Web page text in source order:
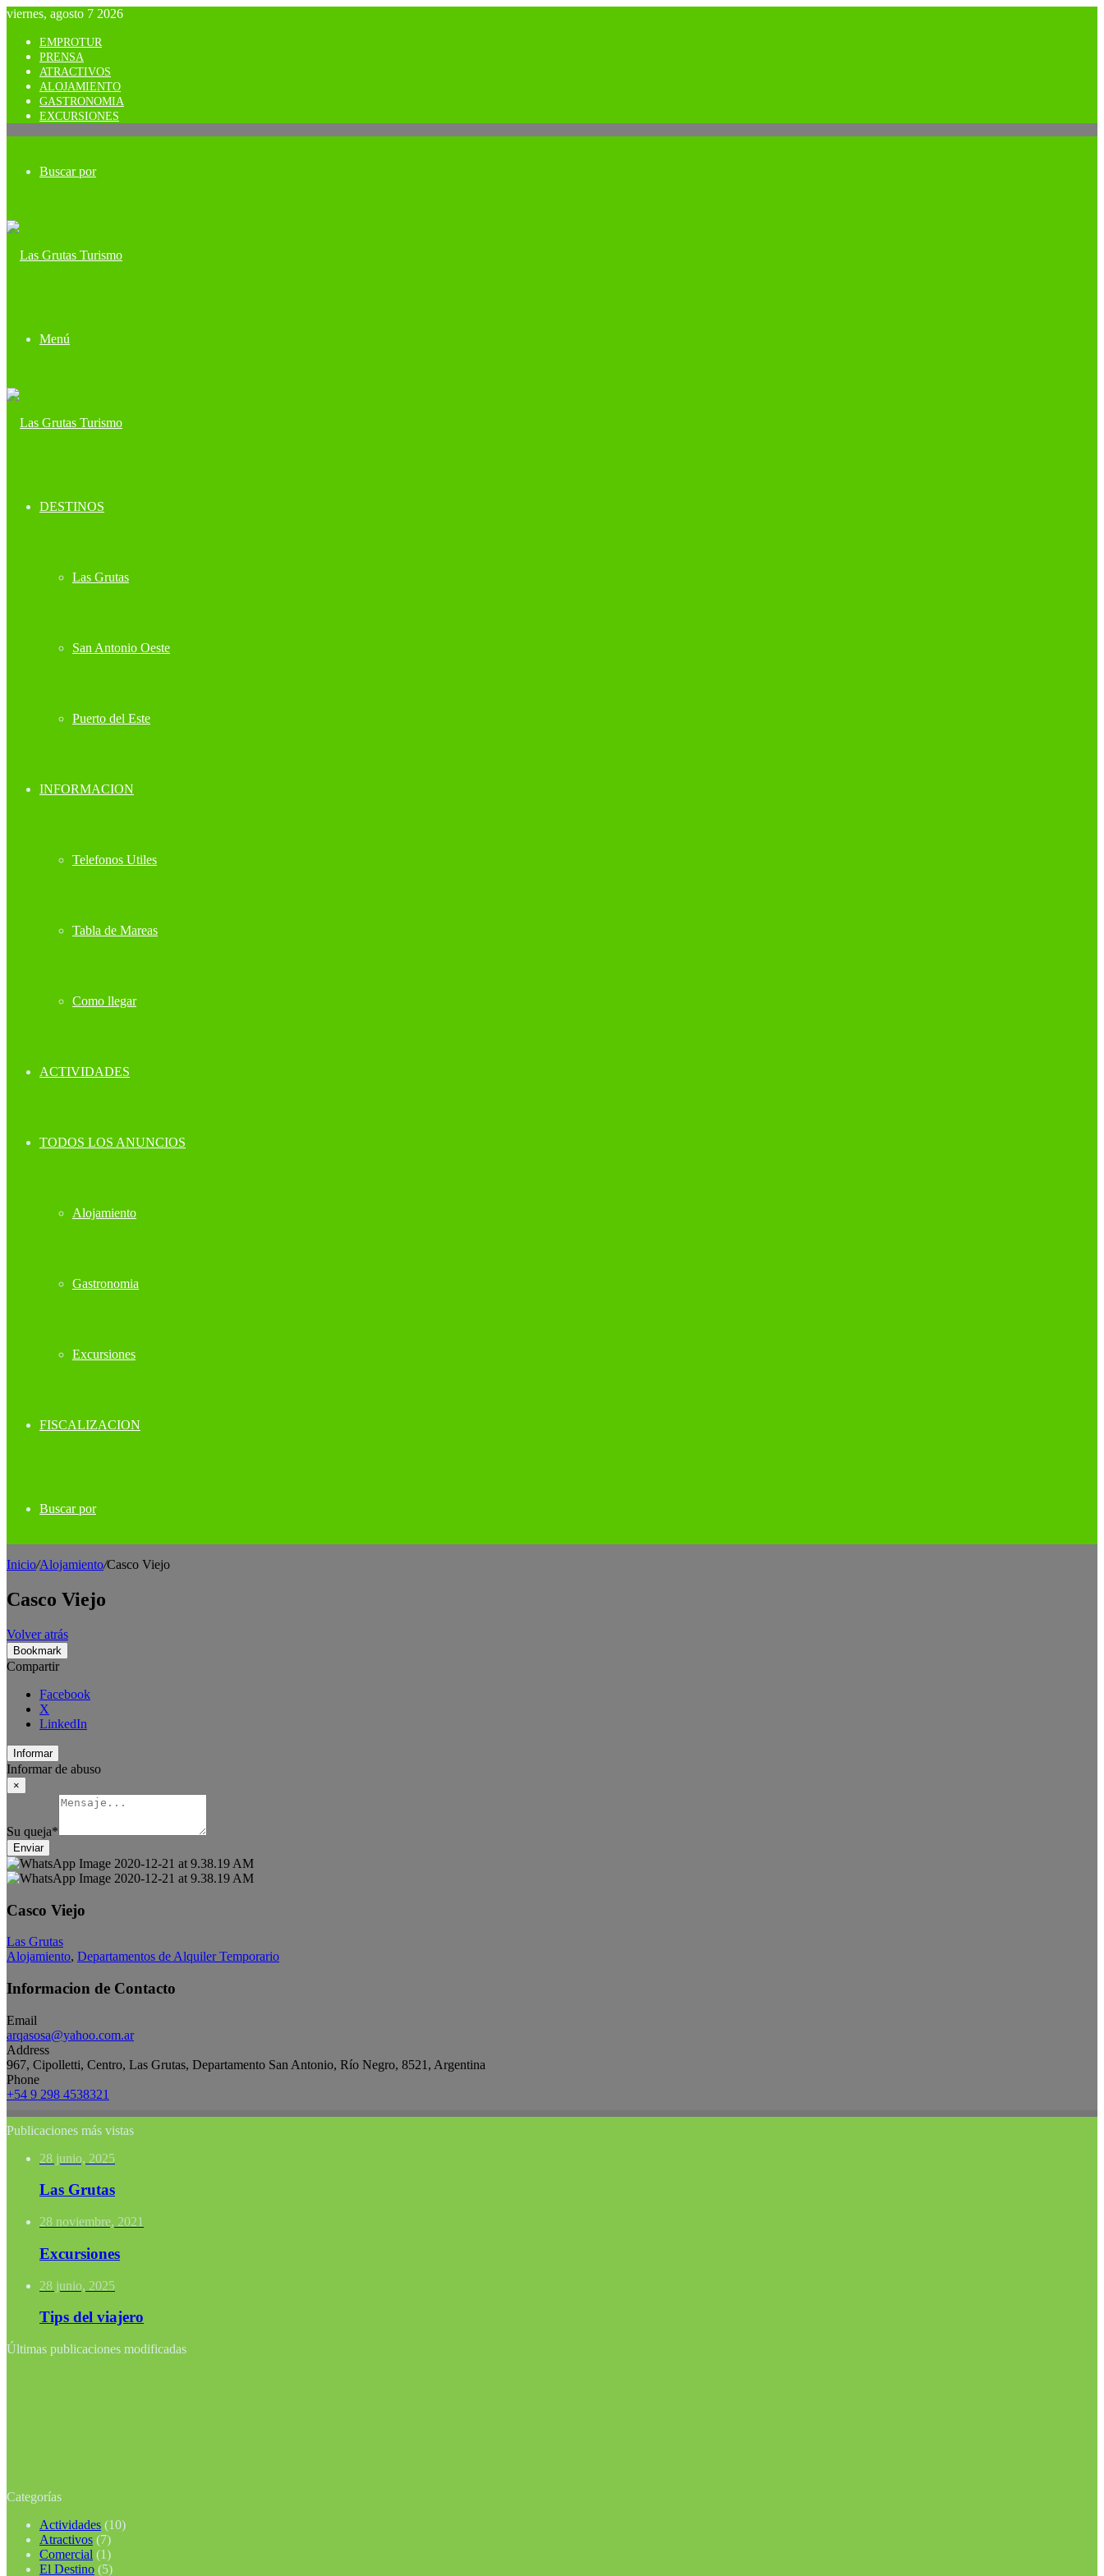
viernes, agosto 7 2026
EMPROTUR
PRENSA
ATRACTIVOS
ALOJAMIENTO
GASTRONOMIA
EXCURSIONES
Buscar por
Menú
DESTINOS
Las Grutas
San Antonio Oeste
Puerto del Este
INFORMACION
Telefonos Utiles
Tabla de Mareas
Como llegar
ACTIVIDADES
TODOS LOS ANUNCIOS
Alojamiento
Gastronomia
Excursiones
FISCALIZACION
Buscar por
Inicio/Alojamiento/Casco Viejo
Casco Viejo
Volver atrás
Bookmark
Compartir
Facebook
X
LinkedIn
Informar
Informar de abuso
×
Su queja*
Enviar
Casco Viejo
Las Grutas
Alojamiento, Departamentos de Alquiler Temporario
Informacion de Contacto
Email
arqasosa@yahoo.com.ar
Address
967, Cipolletti, Centro, Las Grutas, Departamento San Antonio, Río Negro, 8521, Argentina
Phone
+54 9 298 4538321
Publicaciones más vistas
28 junio, 2025
Las Grutas
28 noviembre, 2021
Excursiones
28 junio, 2025
Tips del viajero
Últimas publicaciones modificadas
Categorías
Actividades (10)
Atractivos (7)
Comercial (1)
El Destino (5)